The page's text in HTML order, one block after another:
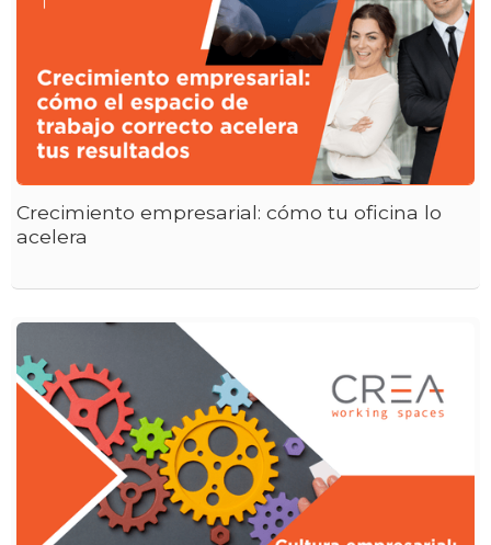
Crecimiento empresarial: cómo tu oficina lo
acelera